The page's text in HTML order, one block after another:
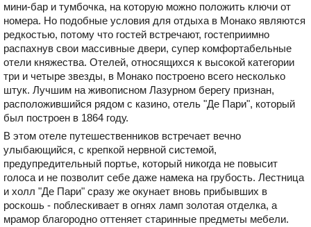
мини-бар и тумбочка, на которую можно положить ключи от
номера. Но подобные условия для отдыха в Монако являются
редкостью, потому что гостей встречают, гостеприимно
распахнув свои массивные двери, супер комфортабельные
отели княжества. Отелей, относящихся к высокой категории
три и четыре звезды, в Монако построено всего несколько
штук. Лучшим на живописном Лазурном берегу признан,
расположившийся рядом с казино, отель "Де Пари", который
был построен в 1864 году.
В этом отеле путешественников встречает вечно
улыбающийся, с крепкой нервной системой,
предупредительный портье, который никогда не повысит
голоса и не позволит себе даже намека на грубость. Лестница
и холл "Де Пари" сразу же окунает вновь прибывших в
роскошь - поблескивает в огнях ламп золотая отделка, а
мрамор благородно оттеняет старинные предметы мебели.